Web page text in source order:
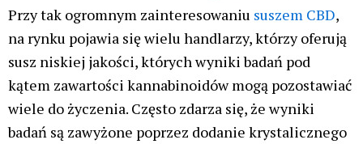
Przy tak ogromnym zainteresowaniu suszem CBD,
na rynku pojawia się wielu handlarzy, którzy oferują
susz niskiej jakości, których wyniki badań pod
kątem zawartości kannabinoidów mogą pozostawiać
wiele do życzenia. Często zdarza się, że wyniki
badań są zawyżone poprzez dodanie krystalicznego